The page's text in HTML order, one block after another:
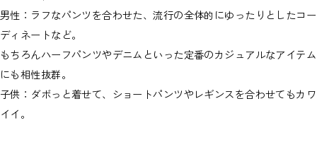
男性：ラフなパンツを合わせた、流行の全体的にゆったりとしたコー
ディネートなど。
もちろんハーフパンツやデニムといった定番のカジュアルなアイテム
にも相性抜群。
子供：ダボっと着せて、ショートパンツやレギンスを合わせてもカワ
イイ。